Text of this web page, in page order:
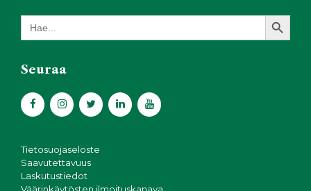
Search
for:
Search Button
Seuraa
Tietosuojaseloste
Saavutettavuus
Laskutustiedot
Väärinkäytösten ilmoituskanava